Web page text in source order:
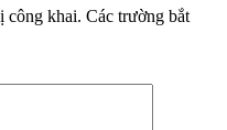
công khai. Các trường bắt